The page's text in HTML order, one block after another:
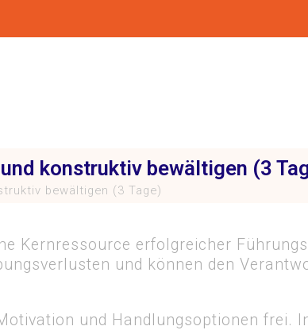
konstruktiv bewältigen (3
bewältigen (3 Tage)
Kernressource erfolgreicher
und können den
und Handlungsoptionen frei.